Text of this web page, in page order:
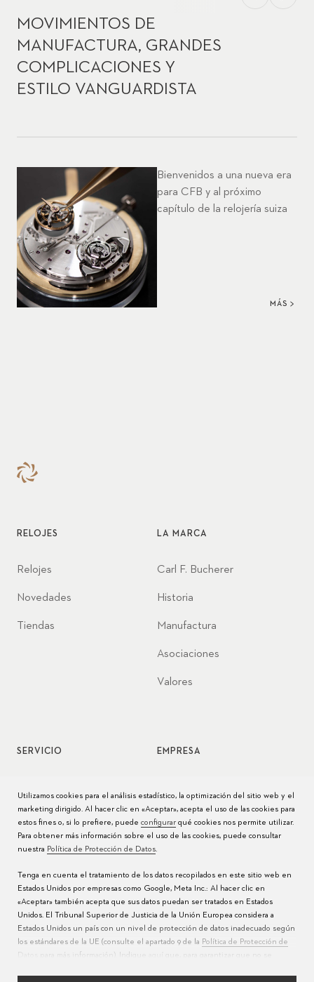
MOVIMIENTOS DE
MANUFACTURA, GRANDES
COMPLICACIONES Y
ESTILO VANGUARDISTA
Bienvenidos a una nueva era
para CFB y al próximo
capítulo de la relojería suiza
MÁS
RELOJES
Relojes
Novedades
Tiendas
LA MARCA
Carl F. Bucherer
Historia
Manufactura
Asociaciones
Valores
SERVICIO
Cuidado del reloj
Manuales
Preguntas frecuentes
Centros de servicio
EMPRESA
Prensa
Utilizamos cookies para el análisis estadístico, la optimización del sitio web y el
marketing dirigido. Al hacer clic en «Aceptar», acepta el uso de las cookies para
estos fines o, si lo prefiere, puede configurarqué cookies nos permite utilizar.
Para obtener más información sobre el uso de las cookies, puede consultar
nuestra Política de Protección de Datos.
Tenga en cuenta el tratamiento de los datos recopilados en este sitio web en
Estados Unidos por empresas como Google, Meta Inc.: Al hacer clic en
«Aceptar» también acepta que sus datos puedan ser tratados en Estados
Unidos. El Tribunal Superior de Justicia de la Unión Europea considera a
Estados Unidos un país con un nivel de protección de datos inadecuado según
los estándares de la UE (consulte el apartado 9 de la Política de Protección de
para más información). Indique